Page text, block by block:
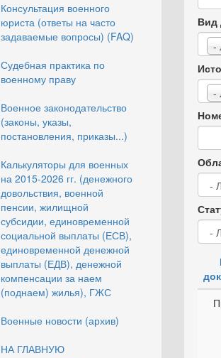
Консультация военного
юриста (ответы на часто
задаваемые вопросы) (FAQ)
Судебная практика по
военному праву
Военное законодательство
(законы, указы,
постановления, приказы...)
Калькуляторы для военных
на 2015-2026 гг. (денежного
довольствия, военной
пенсии, жилищной
субсидии, единовременной
социальной выплаты (ЕСВ),
единовременной денежной
выплаты (ЕДВ), денежной
компенсации за наем
(поднаем) жилья), ГЖС
Военные новости (архив)
НА ГЛАВНУЮ
Вид
-
-